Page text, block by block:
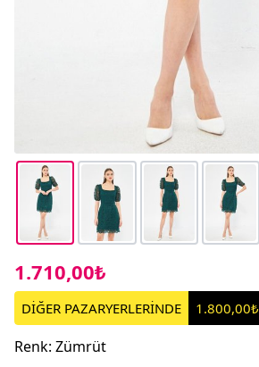
1.710,00₺
DİĞER PAZARYERLERİNDE 1.800,00₺
Renk: Zümrüt